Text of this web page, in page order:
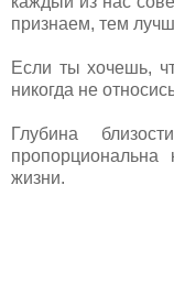
признаем, тем
Если ты хочешь,
никогда не
Глубина
жизни.